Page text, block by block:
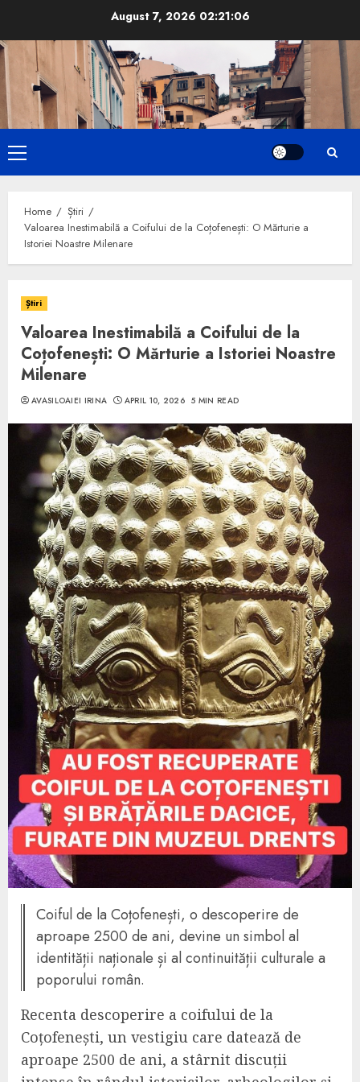
content
August 7, 2026 02:21:07
Primary
Menu
Home
Știri
Valoarea Inestimabilă a Coifului de la Coțofenești: O Mărturie a
Istoriei Noastre Milenare
Știri
Valoarea Inestimabilă a Coifului de la
Coțofenești: O Mărturie a Istoriei Noastre
Milenare
AVASILOAIEI IRINA APRIL 10, 2026 5 MIN READ
Coiful de la Coțofenești, o descoperire de
aproape 2500 de ani, devine un simbol al
identității naționale și al continuității culturale a
poporului român.
Recenta descoperire a coifului de la
Coțofenești, un vestigiu care datează de
aproape 2500 de ani, a stârnit discuții